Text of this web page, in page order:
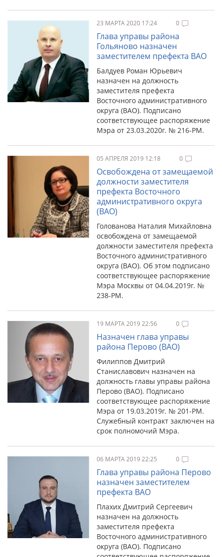
23 МАРТА 2020 17:24 0
Глава управы района
Гольяново назначен
заместителем префекта ВАО
Балдуев Роман Юрьевич
назначен на должность
заместителя префекта
Восточного административного
округа (ВАО). Подписано
соответствующее распоряжение
Мэра от 23.03.2020г. № 216-РМ.
05 АПРЕЛЯ 2019 12:18 0
Освобождена от замещаемой
должности заместителя
префекта Восточного
административного округа
(ВАО)
Голованова Наталия Михайловна
освобождена от замещаемой
должности заместителя префекта
Восточного административного
округа (ВАО). Об этом подписано
соответствующее распоряжение
Мэра Москвы от 04.04.2019г. №
238-РМ.
19 МАРТА 2019 22:56 0
Назначен глава управы
района Перово (ВАО)
Филиппов Дмитрий
Станиславович назначен на
должность главы управы района
Перово (ВАО). Подписано
соответствующее распоряжение
Мэра от 19.03.2019г. № 201-РМ.
Служебный контракт заключен на
срок полномочий Мэра.
06 МАРТА 2019 22:25 0
Глава управы района Перово
назначен заместителем
префекта ВАО
Плахих Дмитрий Сергеевич
назначен на должность
заместителя префекта
Восточного административного
округа (ВАО). Подписано